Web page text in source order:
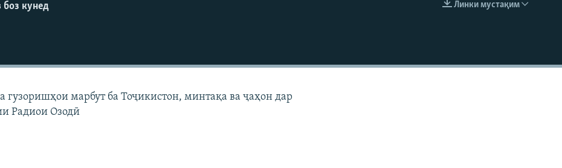
EMBED
Линки мустақим
кунед
гузоришҳои марбут ба Тоҷикистон, минтақа ва ҷаҳон дар
Радиои Озодӣ